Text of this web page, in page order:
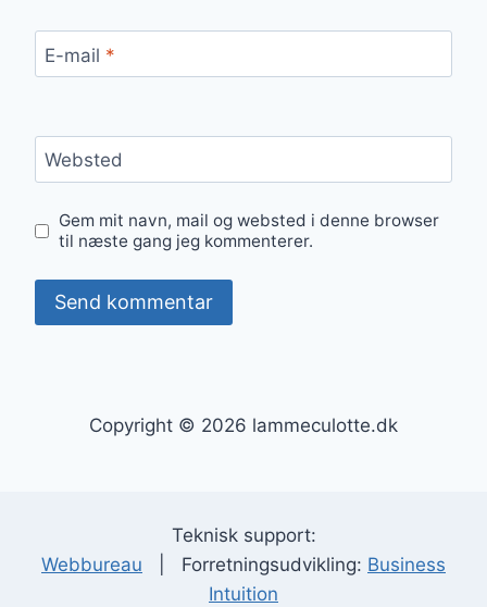
E-mail *
Websted
Gem mit navn, mail og websted i denne browser
til næste gang jeg kommenterer.
Copyright © 2026 lammeculotte.dk
Teknisk support:
Webbureau | Forretningsudvikling: Business
Intuition